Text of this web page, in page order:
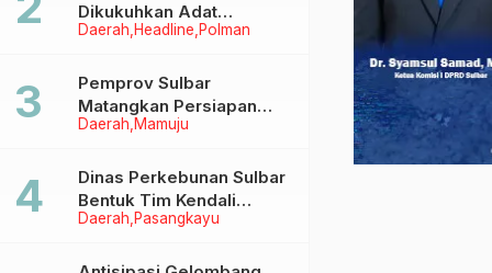
Daerah Headline Polman
Dikukuhkan Adat
Balanipa, Raih Gelar Sulo
Daerah Mamuju
Pemprov Sulbar
Matangkan Persiapan
HUT Ke-81 RI, Puncak
Ahmad Kirang
Daerah Pasangkayu
Dinas Perkebunan Sulbar
Bentuk Tim Kendali
Internal ICS untuk Dukung